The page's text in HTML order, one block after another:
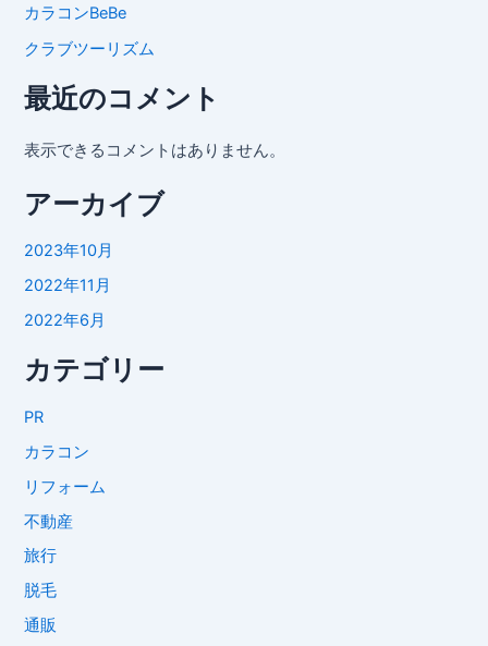
カラコンBeBe
クラブツーリズム
最近のコメント
表示できるコメントはありません。
アーカイブ
2023年10月
2022年11月
2022年6月
カテゴリー
PR
カラコン
リフォーム
不動産
旅行
脱毛
通販